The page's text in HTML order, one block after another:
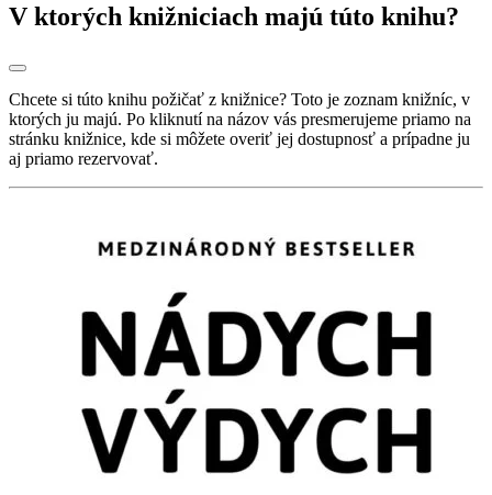
V ktorých knižniciach majú túto knihu?
Chcete si túto knihu požičať z knižnice? Toto je zoznam knižníc, v
ktorých ju majú. Po kliknutí na názov vás presmerujeme priamo na
stránku knižnice, kde si môžete overiť jej dostupnosť a prípadne ju
aj priamo rezervovať.